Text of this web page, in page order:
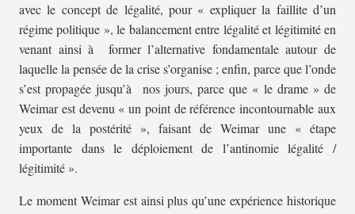
avec le concept de légalité, pour « expliquer la faillite d’un
régime politique », le balancement entre légalité et légitimité en
venant ainsi à former l’alternative fondamentale autour de
laquelle la pensée de la crise s’organise ; enfin, parce que l’onde
s’est propagée jusqu’à nos jours, parce que « le drame » de
Weimar est devenu « un point de référence incontournable aux
yeux de la postérité », faisant de Weimar une « étape
importante dans le déploiement de l’antinomie légalité /
légitimité ».
Le moment Weimar est ainsi plus qu’une expérience historique